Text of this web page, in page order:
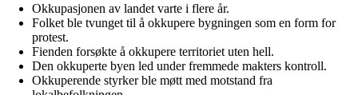
Okkupasjonen av landet varte i flere år.
Folket ble tvunget til å okkupere bygningen som en form for
protest.
Fienden forsøkte å okkupere territoriet uten hell.
Den okkuperte byen led under fremmede makters kontroll.
Okkuperende styrker ble møtt med motstand fra